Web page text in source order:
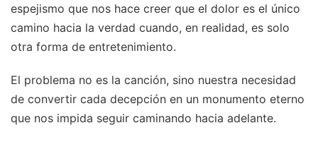
espejismo que nos hace creer que el dolor es el único
camino hacia la verdad cuando, en realidad, es solo
otra forma de entretenimiento.
El problema no es la canción, sino nuestra necesidad
de convertir cada decepción en un monumento eterno
que nos impida seguir caminando hacia adelante.